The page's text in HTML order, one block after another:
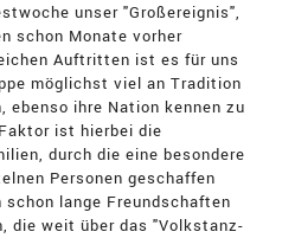
unser "Großereignis",
schon Monate vorher
Auftritten ist es für uns
möglichst viel an Tradition
ebenso ihre Nation kennen zu
ist hierbei die
durch die eine besondere
Personen geschaffen
lange Freundschaften
die weit über das "Volkstanz-